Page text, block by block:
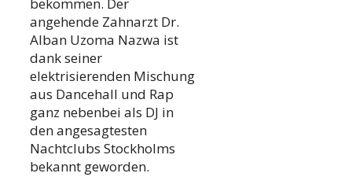
bekommen. Der
angehende Zahnarzt Dr.
Alban Uzoma Nazwa ist
dank seiner
elektrisierenden Mischung
aus Dancehall und Rap
ganz nebenbei als DJ in
den angesagtesten
Nachtclubs Stockholms
bekannt geworden.